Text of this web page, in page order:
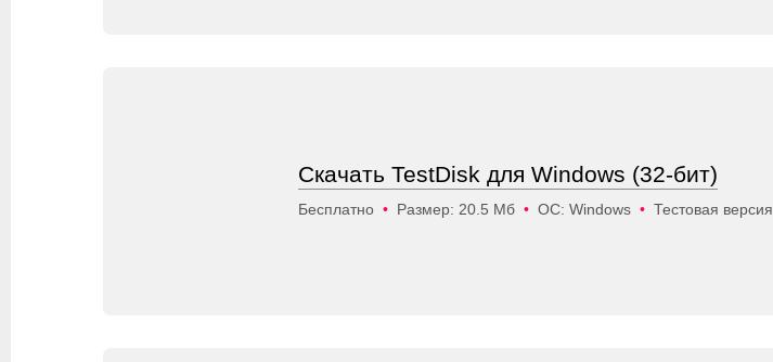
Скачать TestDisk для Windows (32-бит)
Бесплатно • Размер: 20.5 Мб • ОС: Windows • Тестовая версия